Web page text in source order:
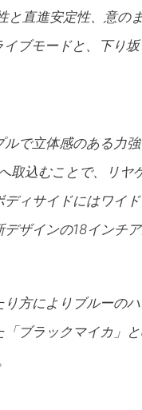
直進安定性、意の
ブモードと、下り
で立体感のある力強
取込むことで、リヤ
ィサイドにはワイ
ザインの18インチ
方によりブルーの
ブラックマイカ」